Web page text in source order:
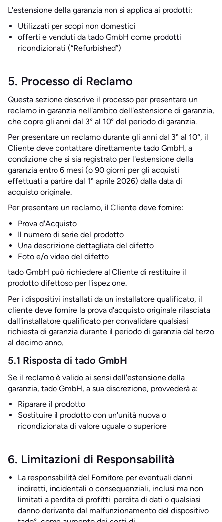
L'estensione della garanzia non si applica ai prodotti:
Utilizzati per scopi non domestici
offerti e venduti da tado GmbH come prodotti
ricondizionati (“Refurbished”)
5. Processo di Reclamo
Questa sezione descrive il processo per presentare un
reclamo in garanzia nell'ambito dell'estensione di garanzia,
che copre gli anni dal 3° al 10° del periodo di garanzia.
Per presentare un reclamo durante gli anni dal 3° al 10°, il
Cliente deve contattare direttamente tado GmbH, a
condizione che si sia registrato per l'estensione della
garanzia entro 6 mesi (o 90 giorni per gli acquisti
effettuati a partire dal 1° aprile 2026) dalla data di
acquisto originale.
Per presentare un reclamo, il Cliente deve fornire:
Prova d'Acquisto
Il numero di serie del prodotto
Una descrizione dettagliata del difetto
Foto e/o video del difetto
tado GmbH può richiedere al Cliente di restituire il
prodotto difettoso per l'ispezione.
Per i dispositivi installati da un installatore qualificato, il
cliente deve fornire la prova d'acquisto originale rilasciata
dall'installatore qualificato per convalidare qualsiasi
richiesta di garanzia durante il periodo di garanzia dal terzo
al decimo anno.
5.1 Risposta di tado GmbH
Se il reclamo è valido ai sensi dell'estensione della
garanzia, tado GmbH, a sua discrezione, provvederà a:
Riparare il prodotto
Sostituire il prodotto con un'unità nuova o
ricondizionata di valore uguale o superiore
6. Limitazioni di Responsabilità
La responsabilità del Fornitore per eventuali danni
indiretti, incidentali o consequenziali, inclusi ma non
limitati a perdita di profitti, perdita di dati o qualsiasi
danno derivante dal malfunzionamento del dispositivo